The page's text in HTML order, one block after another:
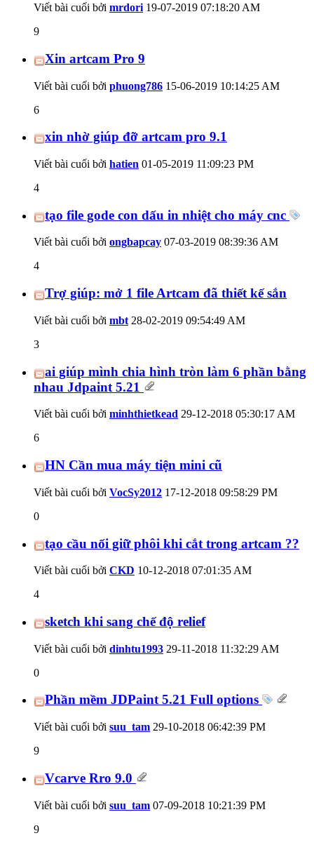
Viết bài cuối bởi mrdori 19-07-2019 07:18:20 AM
9
Xin artcam Pro 9
Viết bài cuối bởi phuong786 15-06-2019 10:14:25 AM
6
xin nhờ giúp đỡ artcam pro 9.1
Viết bài cuối bởi hatien 01-05-2019 11:09:23 PM
4
tạo file gode con dấu in nhiệt cho máy cnc
Viết bài cuối bởi ongbapcay 07-03-2019 08:39:36 AM
4
Trợ giúp: mở 1 file Artcam đã thiết kế sắn
Viết bài cuối bởi mbt 28-02-2019 09:54:49 AM
3
ai giúp mình chia hình tròn làm 6 phần bằng
nhau Jdpaint 5.21
Viết bài cuối bởi minhthietkead 29-12-2018 05:30:17 AM
6
HN Cần mua máy tiện mini cũ
Viết bài cuối bởi VocSy2012 17-12-2018 09:58:29 PM
0
tạo cầu nối giữ phôi khi cắt trong artcam ??
Viết bài cuối bởi CKD 10-12-2018 07:01:35 AM
4
sketch khi sang chế độ relief
Viết bài cuối bởi dinhtu1993 29-11-2018 11:32:29 AM
0
Phần mềm JDPaint 5.21 Full options
Viết bài cuối bởi suu_tam 29-10-2018 06:42:39 PM
9
Vcarve Rro 9.0
Viết bài cuối bởi suu_tam 07-09-2018 10:21:39 PM
9